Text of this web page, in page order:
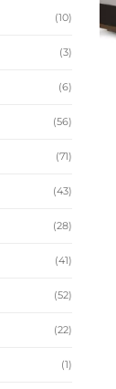
(10)
(3)
(6)
(56)
(71)
(43)
(28)
(41)
(52)
(22)
(1)